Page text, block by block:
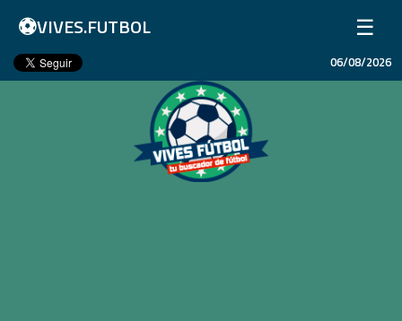
⚽VIVES.FUTBOL ☰
Inicio
06/08/2026